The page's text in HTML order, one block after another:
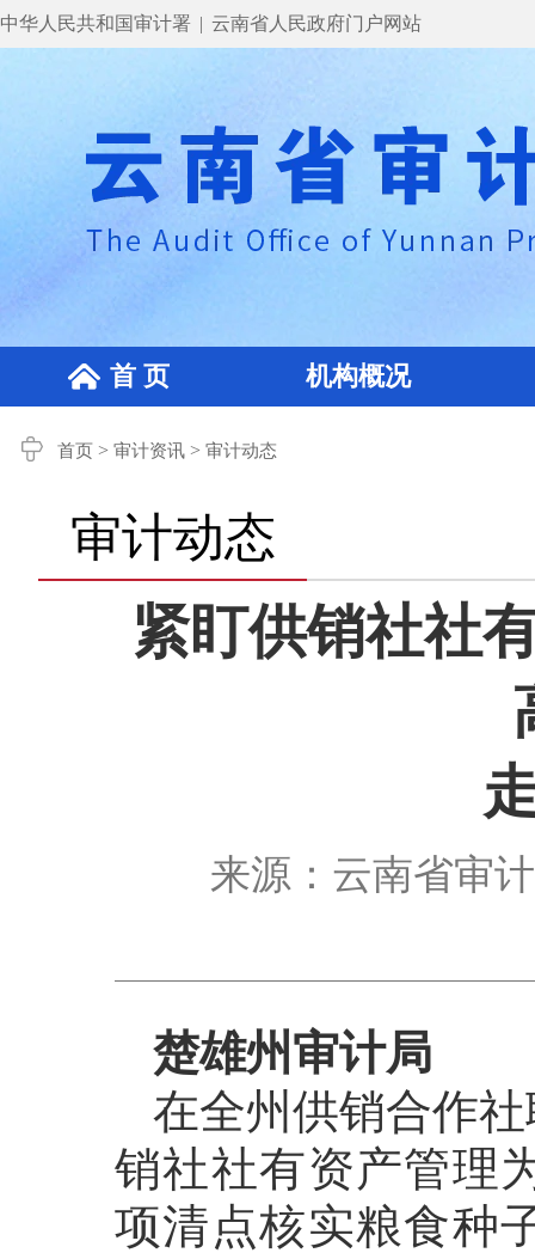
中华人民共和国审计署 | 云南省人民政府门户网站
首 页 机构概况
首页 > 审计资讯 > 审计动态
审计动态
紧盯供销社社
来源：云南省审
楚雄州审计局
在全州供销合作
销社社有资产管理
项清点核实粮食种